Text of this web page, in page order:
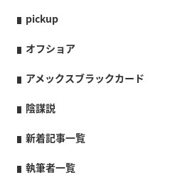
pickup
オフショア
アメックスブラックカード
陰謀説
新着記事一覧
執筆者一覧